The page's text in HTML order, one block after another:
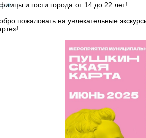
и гости города от 14 до 22 лет!
пожаловать на увлекательные